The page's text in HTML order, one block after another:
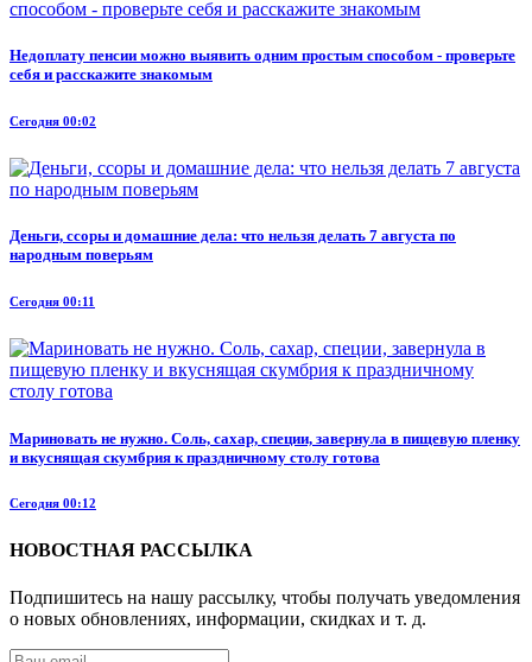
Недоплату пенсии можно выявить одним простым способом - проверьте
себя и расскажите знакомым
Сегодня 00:02
Деньги, ссоры и домашние дела: что нельзя делать 7 августа по
народным поверьям
Сегодня 00:11
Мариновать не нужно. Соль, сахар, специи, завернула в пищевую пленку
и вкуснящая скумбрия к праздничному столу готова
Сегодня 00:12
НОВОСТНАЯ РАССЫЛКА
Подпишитесь на нашу рассылку, чтобы получать уведомления
о новых обновлениях, информации, скидках и т. д.